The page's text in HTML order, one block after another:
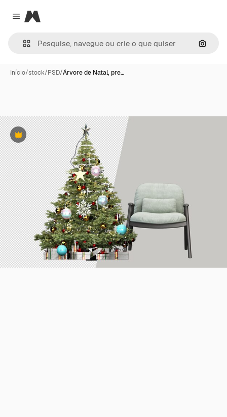
Close menu
Magnific
Início/stock/PSD/Árvore de Natal, pre…
Premium